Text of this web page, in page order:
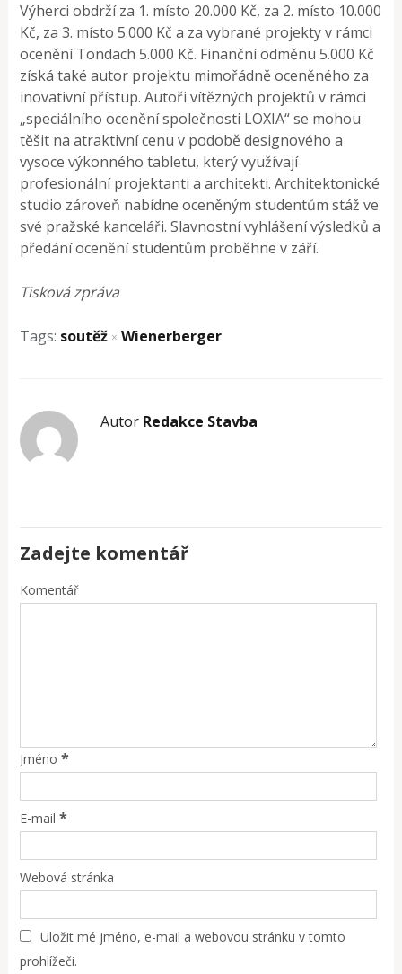
Výherci obdrží za 1. místo 20.000 Kč, za 2. místo 10.000
Kč, za 3. místo 5.000 Kč a za vybrané projekty v rámci
ocenění Tondach 5.000 Kč. Finanční odměnu 5.000 Kč
získá také autor projektu mimořádně oceněného za
inovativní přístup. Autoři vítězných projektů v rámci
„speciálního ocenění společnosti LOXIA“ se mohou
těšit na atraktivní cenu v podobě designového a
vysoce výkonného tabletu, který využívají
profesionální projektanti a architekti. Architektonické
studio zároveň nabídne oceněným studentům stáž ve
své pražské kanceláři. Slavnostní vyhlášení výsledků a
předání ocenění studentům proběhne v září.
Tisková zpráva
Tags: soutěž × Wienerberger
Autor Redakce Stavba
Zadejte komentář
Komentář
Jméno *
E-mail *
Webová stránka
Uložit mé jméno, e-mail a webovou stránku v tomto
prohlížeči.